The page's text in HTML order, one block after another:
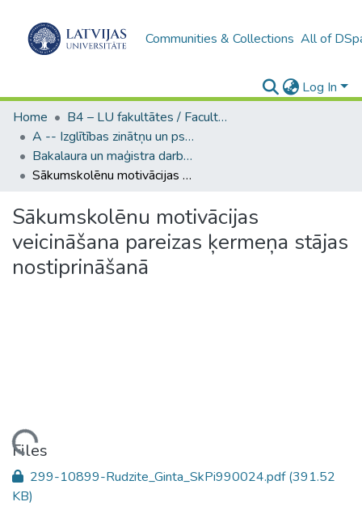
Communities & Collections All of
Log In
Home
B4 – LU fakultātes / Faculties of the UL
A -- Izglītības zinātņu un psiholoģijas fakultāte / Faculty of Education Sciences and Psychology
Bakalaura un maģistra darbi (PPMF) / Bachelor's and Master's theses
Sākumskolēnu motivācijas veicināšana pareizas ķermeņa stājas nostiprināšanā
Sākumskolēnu motivācijas
veicināšana pareizas ķermeņa stājas
nostiprināšanā
Files
299-10899-Rudzite_Ginta_SkPi990024.pdf(391.52
KB)